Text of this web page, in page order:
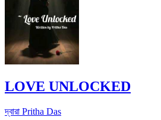
LOVE UNLOCKED
দ্বারা Pritha Das